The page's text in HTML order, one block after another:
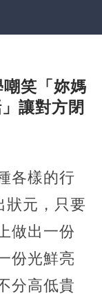
笑「妳媽
讓對方閉
各樣的行
狀元，只要
做出一份
份光鮮亮
分高低貴